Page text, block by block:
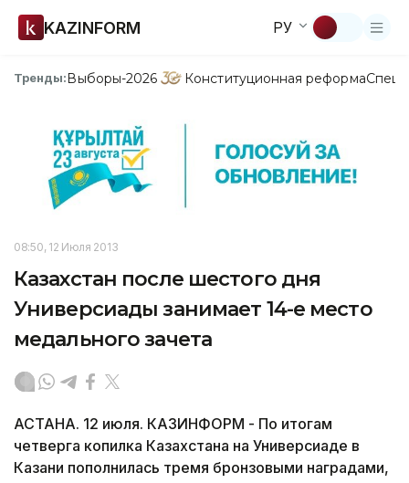
KAZINFORM РУ
Тренды:Выборы-2026 Конституционная реформа
08:50, 12 Июля 2013
Казахстан после шестого дня
Универсиады занимает 14-е место
медального зачета
АСТАНА. 12 июля. КАЗИНФОРМ - По итогам
четверга копилка Казахстана на Универсиаде в
Казани пополнилась тремя бронзовыми наградами,